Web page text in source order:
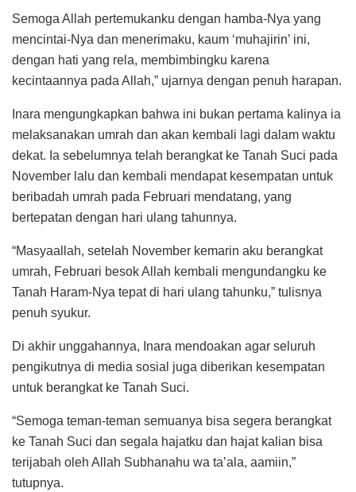
Semoga Allah pertemukanku dengan hamba-Nya yang
mencintai-Nya dan menerimaku, kaum ‘muhajirin’ ini,
dengan hati yang rela, membimbingku karena
kecintaannya pada Allah,” ujarnya dengan penuh harapan.
Inara mengungkapkan bahwa ini bukan pertama kalinya ia
melaksanakan umrah dan akan kembali lagi dalam waktu
dekat. Ia sebelumnya telah berangkat ke Tanah Suci pada
November lalu dan kembali mendapat kesempatan untuk
beribadah umrah pada Februari mendatang, yang
bertepatan dengan hari ulang tahunnya.
“Masyaallah, setelah November kemarin aku berangkat
umrah, Februari besok Allah kembali mengundangku ke
Tanah Haram-Nya tepat di hari ulang tahunku,” tulisnya
penuh syukur.
Di akhir unggahannya, Inara mendoakan agar seluruh
pengikutnya di media sosial juga diberikan kesempatan
untuk berangkat ke Tanah Suci.
“Semoga teman-teman semuanya bisa segera berangkat
ke Tanah Suci dan segala hajatku dan hajat kalian bisa
terijabah oleh Allah Subhanahu wa ta’ala, aamiin,”
tutupnya.